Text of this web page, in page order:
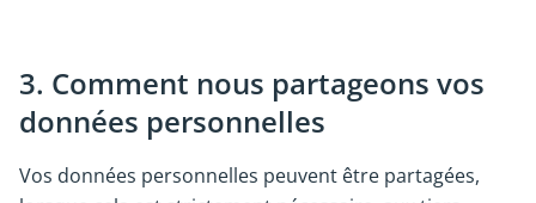
3. Comment nous partageons vos
données personnelles
Vos données personnelles peuvent être partagées,